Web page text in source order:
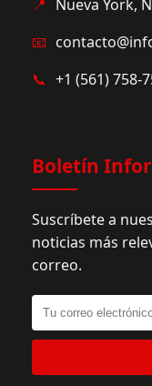
📍 Nueva York,
📧
📞 +1 (561) 758-
Boletín
Suscríbete a
noticias más
correo.